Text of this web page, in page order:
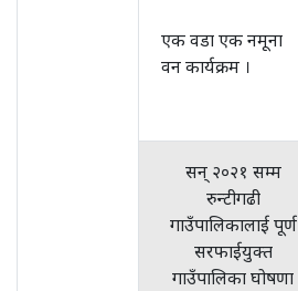
एक वडा एक नमूना
वन कार्यक्रम ।
सन् २०२१ सम्म
रुन्टीगढी
गाउँपालिकालाई पूर्ण
सरफाईयुक्त
गाउँपालिका घोषणा